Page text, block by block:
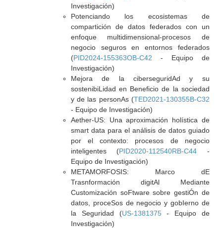
Investigación)
Potenciando los ecosistemas de
compartición de datos federados con un
enfoque multidimensional-procesos de
negocio seguros en entornos federados
(PID2024-155363OB-C42 - Equipo de
Investigación)
Mejora de la ciberseguridAd y su
sostenibiLidad en Beneficio de la sociedad
y de las personAs (TED2021-130355B-C32
- Equipo de Investigación)
Aether-US: Una aproximación holística de
smart data para el análisis de datos guiado
por el contexto: procesos de negocio
inteligentes (PID2020-112540RB-C44 -
Equipo de Investigación)
METAMORFOSIS: Marco dE
Trasnformación digitAl Mediante
Customización soFtware sobre gestiÓn de
datos, proceSos de negocio y gobIerno de
la Seguridad (US-1381375- Equipo de
Investigación)